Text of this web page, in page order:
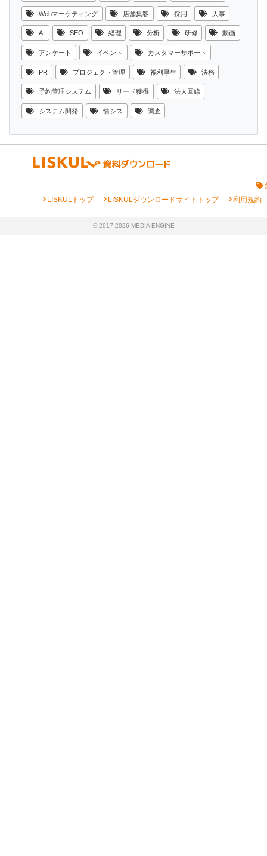
Webマーケティング 店舗集客 採用 人事
AI SEO 経理 分析 研修 動画
アンケート イベント カスタマーサポート
PR プロジェクト管理 福利厚生 法務
予約管理システム リード獲得 法人回線
システム開発 情シス 調査
chevron_rightLISKULトップ chevron_rightLISKULダウンロードサイトトップ chevron_right利用規約
© 2017-2026 MEDIA ENGINE